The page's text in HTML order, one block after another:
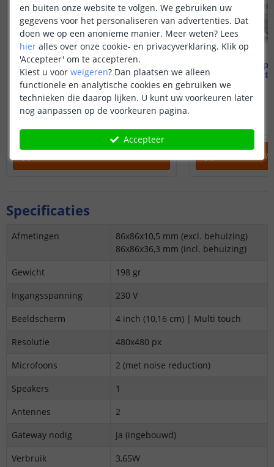
Wifi lamp - E27 fitting
12 watt - RGBWW
27,95
Wifi lamp
12 watt
IN
Specificaties
Afmetingen
86x86x10,5 mm (excl. behuizing)
86x86x36,3 mm (incl. behuizing)
Gewicht
198 gr
Ingangsspanning
230 V
Beeldscherm
4 inch (10,16 cm) | Multi touch
Resolutie
480x480 px
Microfoons
2 (met noise reduction)
Speakers
1
Antennes
2
Gateway nodig
Ja (ingebouwd)
Verbruik
3,65W
en buiten onze website te volgen. We gebruiken uw
gegevens voor het personaliseren van advertenties. Dat
doen we op een anonieme manier. Meer weten? Lees
hier alles over onze cookie- en privacyverklaring. Klik op
'Accepteer' om te accepteren.
Kiest u voor weigeren? Dan plaatsen we alleen
functionele en analytische cookies en gebruiken we
technieken die daarop lijken. U kunt uw voorkeuren later
nog aanpassen op de voorkeuren pagina.
Accepteer